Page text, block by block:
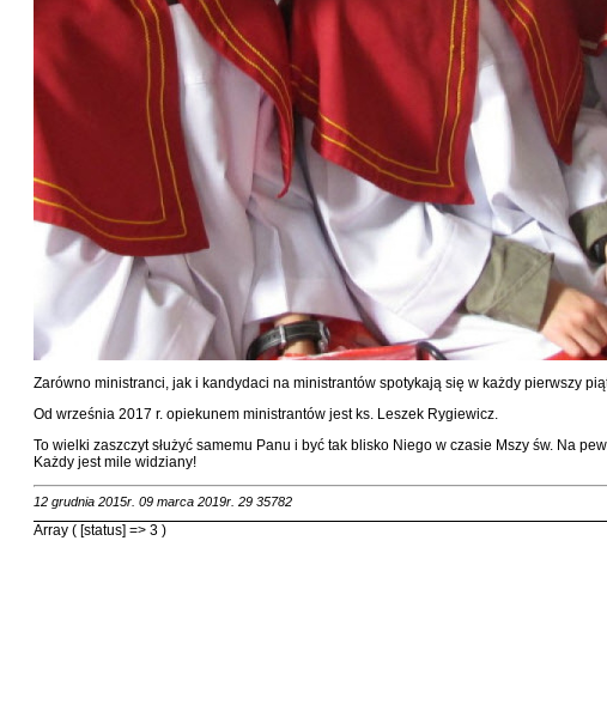
Zarówno ministranci, jak i kandydaci na ministrantów spotykają się w każdy pierwszy
Od września 2017 r. opiekunem ministrantów jest ks. Leszek Rygiewicz.
To wielki zaszczyt służyć samemu Panu i być tak blisko Niego w czasie Mszy św. Na
Każdy jest mile widziany!
12 grudnia 2015r. 09 marca 2019r. 29 35782
Array ( [status] => 3 )